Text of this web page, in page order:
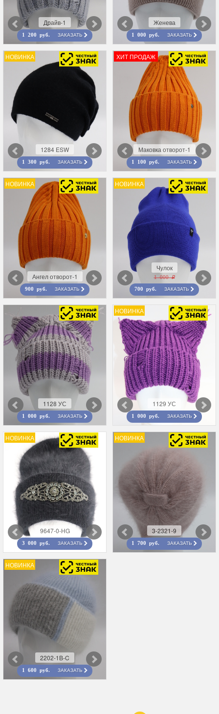
Драйв-1
1 200 руб. ЗАКАЗАТЬ
Женева
1 000 руб. ЗАКАЗАТЬ
НОВИНКА
1284 ESW
1 300 руб. ЗАКАЗАТЬ
ХИТ ПРОДАЖ
Маковка отворот-1
1 100 руб. ЗАКАЗАТЬ
НОВИНКА
Ангел отворот-1
900 руб. ЗАКАЗАТЬ
НОВИНКА
Чулок
1 000 r
700 руб. ЗАКАЗАТЬ
1128 УС
1 000 руб. ЗАКАЗАТЬ
НОВИНКА
1129 УС
1 000 руб. ЗАКАЗАТЬ
НОВИНКА
9647-0-HG
3 000 руб. ЗАКАЗАТЬ
НОВИНКА
3-2321-9
1 700 руб. ЗАКАЗАТЬ
НОВИНКА
2202-1B-C
1 600 руб. ЗАКАЗАТЬ